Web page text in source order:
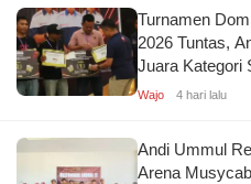
Turnamen
2026 Tuntas,
Juara Kategori
Wajo 4 hari lalu
Andi Ummul
Arena